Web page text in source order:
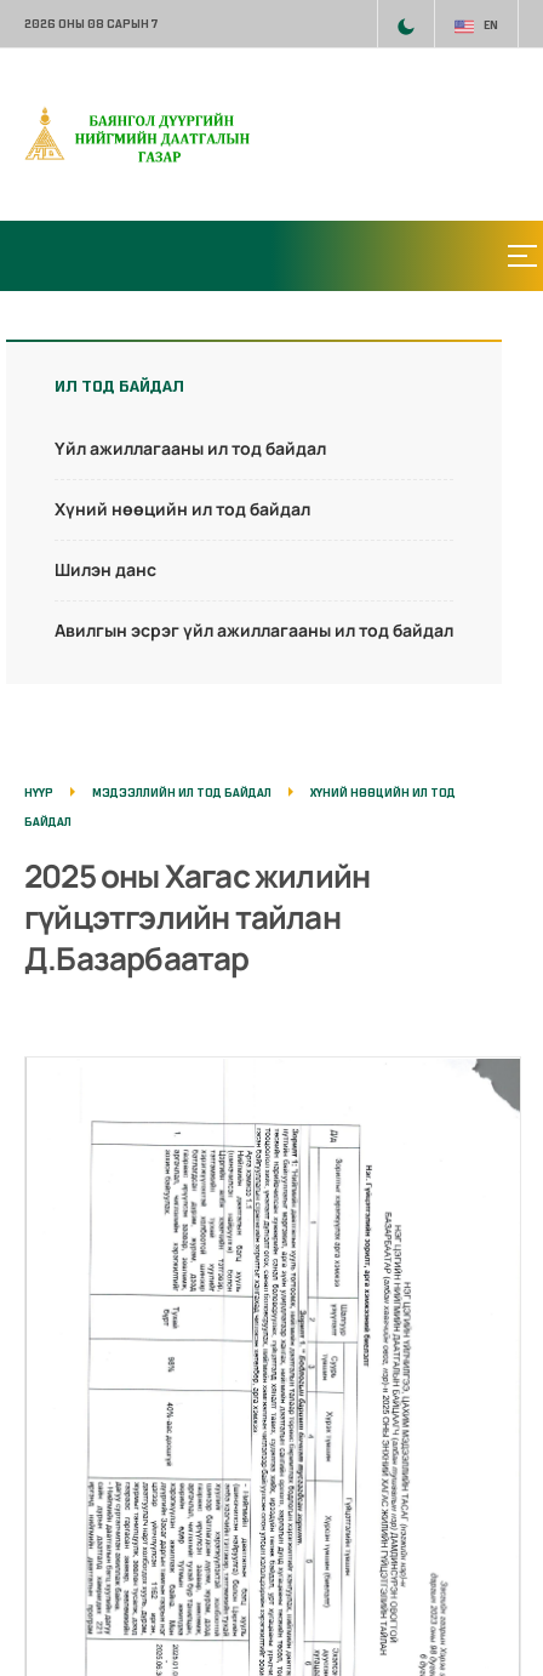
2026 ОНЫ 08 САРЫН 7 EN
ИЛ ТОД БАЙДАЛ
Үйл ажиллагааны ил тод байдал
Хүний нөөцийн ил тод байдал
Шилэн данс
Авилгын эсрэг үйл ажиллагааны ил тод байдал
НҮҮР МЭДЭЭЛЛИЙН ИЛ ТОД БАЙДАЛ
ХҮНИЙ НӨӨЦИЙН ИЛ ТОД
БАЙДАЛ
2025 оны Хагас жилийн
гүйцэтгэлийн тайлан
Д.Базарбаатар